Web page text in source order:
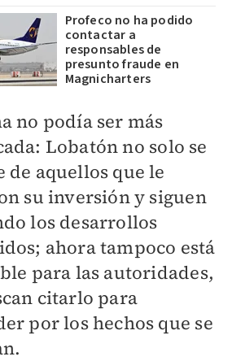
Profeco no ha podido
contactar a
responsables de
presunto fraude en
Magnicharters
no podía ser más
Lobatón no solo se
de aquellos que le
su inversión y siguen
los desarrollos
ahora tampoco está
para las autoridades,
citarlo para
por los hechos que se